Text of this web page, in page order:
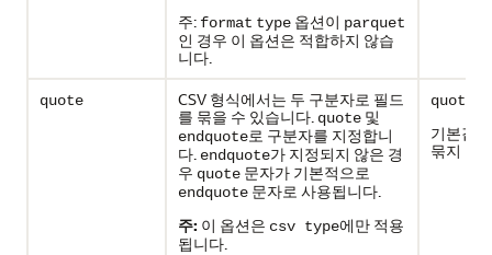
주: format type 옵션이 parquet
인 경우 이 옵션은 적합하지 않습
니다.
quote
CSV 형식에서는 두 구분자로 필드
를 묶을 수 있습니다. quote 및
endquote로 구분자를 지정합니
다. endquote가 지정되지 않은 경
우 quote 문자가 기본적으로
endquote 문자로 사용됩니다.
주: 이 옵션은 csv type에만 적용
됩니다.
quote
기본값:
묶지 않